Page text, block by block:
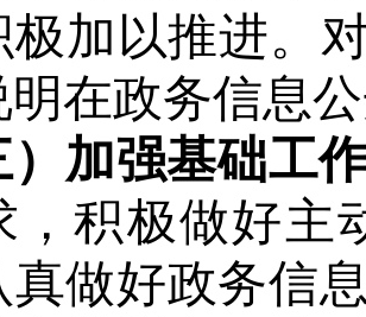
极加以推进。
在政务信息
）加强基础工
，积极做好主
真做好政务信